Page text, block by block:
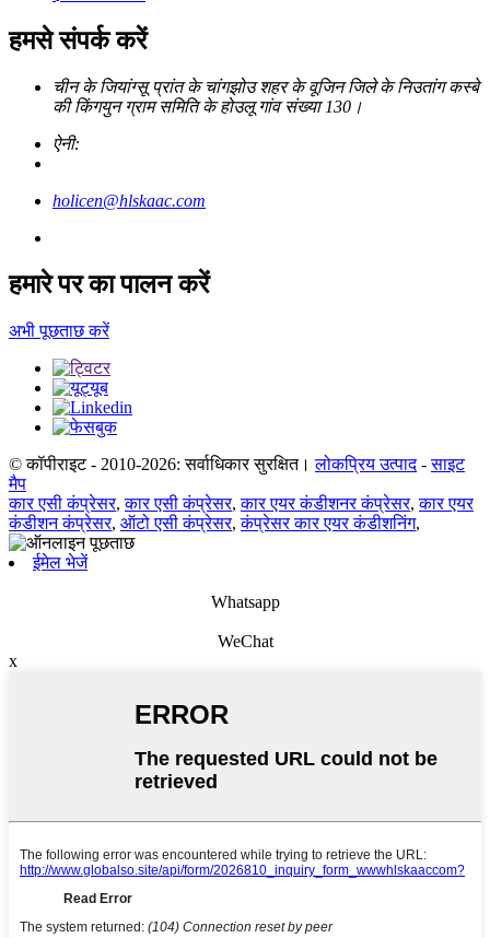
हमसे संपर्क करें
चीन के जियांग्सू प्रांत के चांगझोउ शहर के वूजिन जिले के निउतांग कस्बे
की किंगयुन ग्राम समिति के होउलू गांव संख्या 130।
ऐनी:
holicen@hlskaac.com
हमारे पर का पालन करें
अभी पूछताछ करें
© कॉपीराइट - 2010-2026: सर्वाधिकार सुरक्षित। लोकप्रिय उत्पाद-साइट
मैप
कार एसी कंप्रेसर,कार एसी कंप्रेसर,कार एयर कंडीशनर कंप्रेसर,कार एयर
कंडीशन कंप्रेसर, ऑटो एसी कंप्रेसर,कंप्रेसर कार एयर कंडीशनिंग,
ईमेल भेजें
Whatsapp
WeChat
x